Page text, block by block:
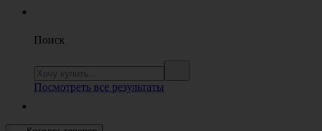
Поиск
Посмотреть все результаты